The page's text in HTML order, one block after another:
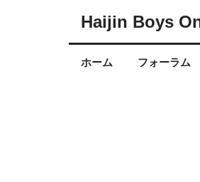
Haijin Boys
ホーム フォーラム